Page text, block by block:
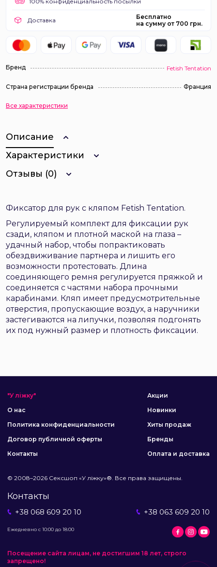
Доставка
Бесплатно
на сумму от 700 грн.
Бренд Fetish Tentation
Страна регистрации бренда Франция
Все характеристики
Описание
Характеристики
Отзывы (0)
Фиксатор для рук с кляпом Fetish Tentation.
Регулируемый комплект для фиксации рук
сзади, кляпом и плотной маской на глаза –
удачный набор, чтобы попрактиковать
обездвиживание партнера и лишить его
возможности протестовать. Длина
соединяющего ремня регулируется пряжкой и
соединяется с частями набора прочными
карабинами. Кляп имеет предусмотрительные
отверстия, пропускающие воздух, а наручники
застегиваются на липучки, позволяя подгонять
их под нужный размер и плотность фиксации.
"У ліжку"
О нас
Политика конфиденциальности
Договор публичной оферты
Контакты
Акции
Новинки
Хиты продаж
Бренды
Оплата и доставка
© 2008–2026 Сексшоп «У ліжку»®. Все права защищены.
Контакты
+38 068 609 20 10 +38 063 609 20 10
Ежедневно с 10:00 до 18:00
Посещение сайта лицам, не достигшим 18 лет, строго
запрещено!